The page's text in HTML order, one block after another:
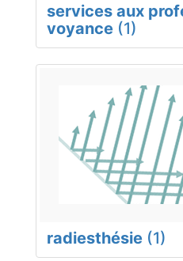
services aux
voyance (1)
radiesthésie (1)